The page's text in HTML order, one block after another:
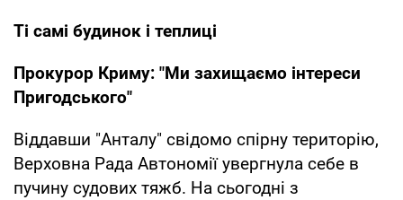
Ті самі будинок і теплиці
Прокурор Криму: "Ми захищаємо інтереси
Пригодського"
Віддавши "Анталу" свідомо спірну територію,
Верховна Рада Автономії увергнула себе в
пучину судових тяжб. На сьогодні з